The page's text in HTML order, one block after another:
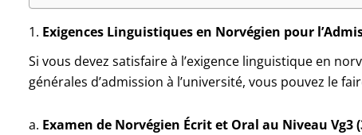
1. Exigences Linguistiques en Norvégien pour
Si vous devez satisfaire à l’exigence linguistique en
générales d’admission à l’université, vous pouvez le
a. Examen de Norvégien Écrit et Oral au Niveau Vg3